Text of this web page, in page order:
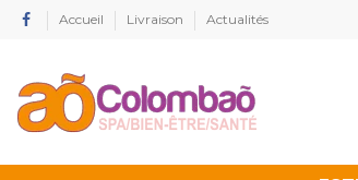
Accueil Livraison Actualités